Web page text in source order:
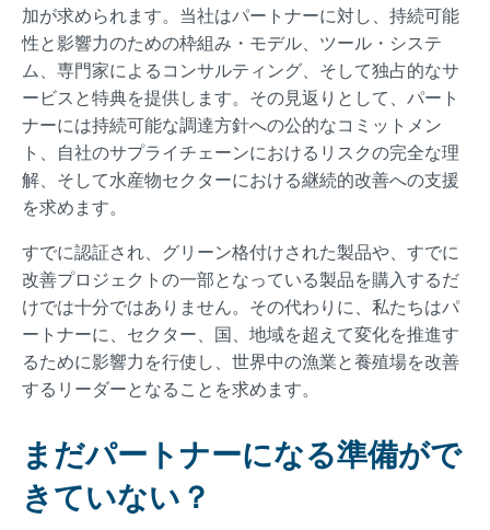
加が求められます。当社はパートナーに対し、持続可能
性と影響力のための枠組み・モデル、ツール・システ
ム、専門家によるコンサルティング、そして独占的なサ
ービスと特典を提供します。その見返りとして、パート
ナーには持続可能な調達方針への公的なコミットメン
ト、自社のサプライチェーンにおけるリスクの完全な理
解、そして水産物セクターにおける継続的改善への支援
を求めます。
すでに認証され、グリーン格付けされた製品や、すでに
改善プロジェクトの一部となっている製品を購入するだ
けでは十分ではありません。その代わりに、私たちはパ
ートナーに、セクター、国、地域を超えて変化を推進す
るために影響力を行使し、世界中の漁業と養殖場を改善
するリーダーとなることを求めます。
まだパートナーになる準備がで
きていない？